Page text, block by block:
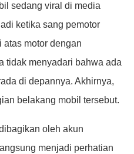
sedang viral di media
ketika sang pemotor
motor dengan
tidak menyadari bahwa ada
di depannya. Akhirnya,
belakang mobil tersebut.
oleh akun
menjadi perhatian